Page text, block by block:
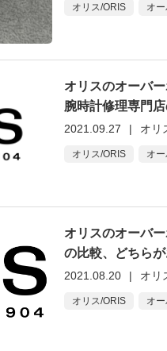
オリス/ORIS オ
オリスのオーバ
腕時計修理専門
2021.09.27 | オリ
オリス/ORIS オ
オリスのオーバ
の比較、どちら
2021.08.20 | オリ
オリス/ORIS オ